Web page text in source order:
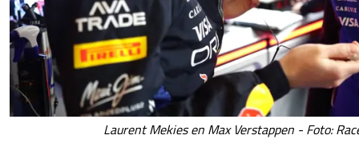
Laurent Mekies en Max Verstappen - Foto: